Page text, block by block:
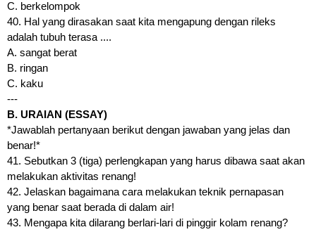
C. berkelompok
40. Hal yang dirasakan saat kita mengapung dengan rileks
adalah tubuh terasa ....
A. sangat berat
B. ringan
C. kaku
---
B. URAIAN (ESSAY)
*Jawablah pertanyaan berikut dengan jawaban yang jelas dan
benar!*
41. Sebutkan 3 (tiga) perlengkapan yang harus dibawa saat akan
melakukan aktivitas renang!
42. Jelaskan bagaimana cara melakukan teknik pernapasan
yang benar saat berada di dalam air!
43. Mengapa kita dilarang berlari-lari di pinggir kolam renang?